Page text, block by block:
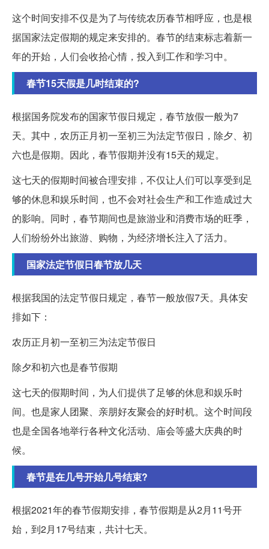
这个时间安排不仅是为了与传统农历春节相呼应，也是根
据国家法定假期的规定来安排的。春节的结束标志着新一
年的开始，人们会收拾心情，投入到工作和学习中。
春节15天假是几时结束的?
根据国务院发布的国家节假日规定，春节放假一般为7
天。其中，农历正月初一至初三为法定节假日，除夕、初
六也是假期。因此，春节假期并没有15天的规定。
这七天的假期时间被合理安排，不仅让人们可以享受到足
够的休息和娱乐时间，也不会对社会生产和工作造成过大
的影响。同时，春节期间也是旅游业和消费市场的旺季，
人们纷纷外出旅游、购物，为经济增长注入了活力。
国家法定节假日春节放几天
根据我国的法定节假日规定，春节一般放假7天。具体安
排如下：
农历正月初一至初三为法定节假日
除夕和初六也是春节假期
这七天的假期时间，为人们提供了足够的休息和娱乐时
间。也是家人团聚、亲朋好友聚会的好时机。这个时间段
也是全国各地举行各种文化活动、庙会等盛大庆典的时
候。
春节是在几号开始几号结束?
根据2021年的春节假期安排，春节假期是从2月11号开
始，到2月17号结束，共计七天。